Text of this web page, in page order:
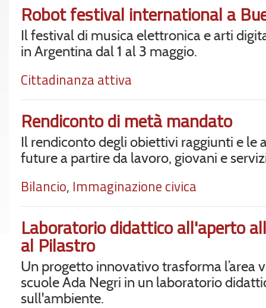
Robot festival international a
Il festival di musica elettronica e arti
in Argentina dal 1 al 3 maggio.
Cittadinanza attiva
Rendiconto di metà mandato
Il rendiconto degli obiettivi raggiunti e le
future a partire da lavoro, giovani e
Bilancio, Immaginazione civica
Laboratorio didattico all'aperto
al Pilastro
Un progetto innovativo trasforma l’area
scuole Ada Negri in un laboratorio
sull'ambiente.